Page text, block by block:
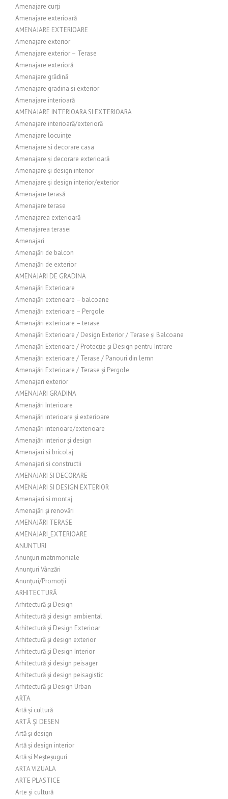
Amenajare curți
Amenajare exterioară
AMENAJARE EXTERIOARE
Amenajare exterior
Amenajare exterior – Terase
Amenajare exterioră
Amenajare grădină
Amenajare gradina si exterior
Amenajare interioară
AMENAJARE INTERIOARA SI EXTERIOARA
Amenajare interioară/exterioră
Amenajare locuințe
Amenajare si decorare casa
Amenajare și decorare exterioară
Amenajare și design interior
Amenajare și design interior/exterior
Amenajare terasă
Amenajare terase
Amenajarea exterioară
Amenajarea terasei
Amenajari
Amenajări de balcon
Amenajări de exterior
AMENAJARI DE GRADINA
Amenajări Exterioare
Amenajări exterioare – balcoane
Amenajări exterioare – Pergole
Amenajări exterioare – terase
Amenajări Exterioare / Design Exterior / Terase și Balcoane
Amenajări Exterioare / Protecție și Design pentru Intrare
Amenajări exterioare / Terase / Panouri din lemn
Amenajări Exterioare / Terase și Pergole
Amenajari exterior
AMENAJARI GRADINA
Amenajări Interioare
Amenajări interioare și exterioare
Amenajări interioare/exterioare
Amenajări interior și design
Amenajari si bricolaj
Amenajari si constructii
AMENAJARI SI DECORARE
AMENAJARI SI DESIGN EXTERIOR
Amenajari si montaj
Amenajări și renovări
AMENAJĂRI TERASE
AMENAJARI_EXTERIOARE
ANUNTURI
Anunțuri matrimoniale
Anunțuri Vânzări
Anunțuri/Promoții
ARHITECTURĂ
Arhitectură și Design
Arhitectură și design ambiental
Arhitectură și Design Exterioar
Arhitectură și design exterior
Arhitectură și Design Interior
Arhitectură și design peisager
Arhitectură și design peisagistic
Arhitectură și Design Urban
ARTA
Artă și cultură
ARTĂ ȘI DESEN
Artă și design
Artă și design interior
Artă și Meșteșuguri
ARTA VIZUALA
ARTE PLASTICE
Arte și cultură